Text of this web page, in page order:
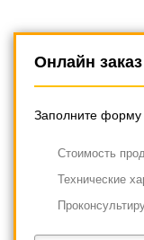
Онлайн
Заполните
Cтоимость
Технические